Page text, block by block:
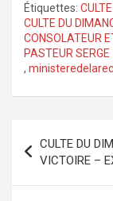
Étiquettes:
CULTE DU
CONSOLATEUR
PASTEUR SERGE
,
de
l’article
CULTE DU
VICTOIRE –